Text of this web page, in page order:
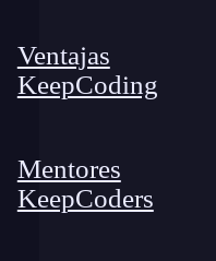
Ventajas
KeepCoding
Mentores
KeepCoders